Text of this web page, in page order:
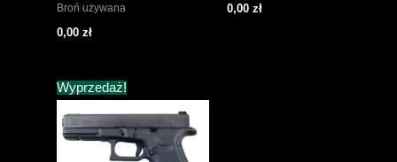
Broń używana
0,00 zł
0,00 zł
Wyprzedaż!